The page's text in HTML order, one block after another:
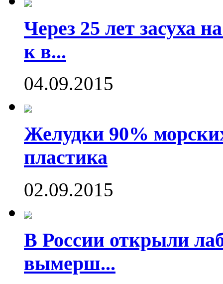
Через 25 лет засуха
к в...
04.09.2015
Желудки 90%
пластика
02.09.2015
В России открыли
вымерш...